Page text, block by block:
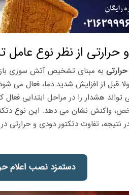
حرارتی از نظر نوع
به مبنای تشخیص آتش سوزی باز
قبل از افزایش شدید دما، فعال می
هشدار را در مراحل ابتدایی فعال
واکنش نشان می دهد. این نوع
نتیجه، تفاوت دتکتور دودی و
دستمزد نصب اعلام